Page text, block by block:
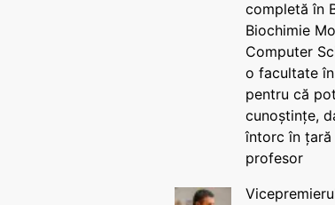
completă în
Biochimie
Computer
o facultate
pentru că
cunoștințe,
întorc în țară
profesor